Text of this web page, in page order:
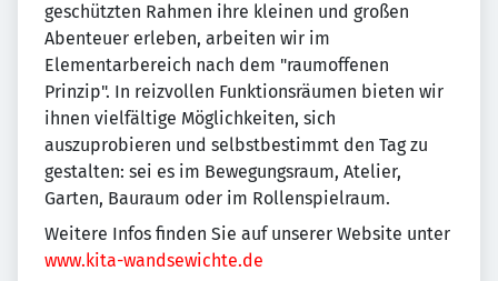
geschützten Rahmen ihre kleinen und großen
Abenteuer erleben, arbeiten wir im
Elementarbereich nach dem "raumoffenen
Prinzip". In reizvollen Funktionsräumen bieten wir
ihnen vielfältige Möglichkeiten, sich
auszuprobieren und selbstbestimmt den Tag zu
gestalten: sei es im Bewegungsraum, Atelier,
Garten, Bauraum oder im Rollenspielraum.
Weitere Infos finden Sie auf unserer Website unter
www.kita-wandsewichte.de